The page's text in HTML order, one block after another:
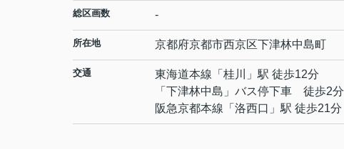
総区画数 -
所在地 京都府京都市西京区下津林中島町
交通 東海道本線 「 桂川
」駅 徒歩12分
「下津林中島」バス停下車 徒歩2分
阪急京都本線 「 洛西口 」駅 徒歩21分